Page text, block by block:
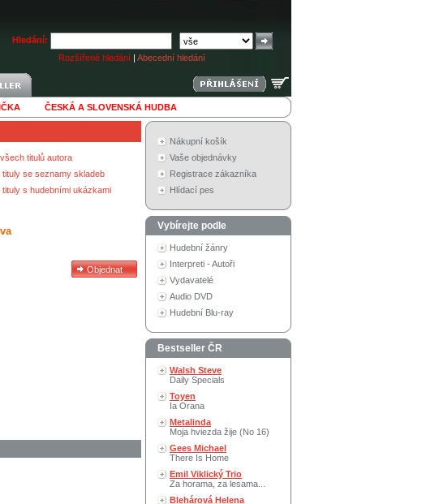
Hledání:
Rozšířené hledání | Abecední hledání
ČESKÁ A SLOVENSKÁ HUDBA
titulů autora
tituly se seznamy skladeb
s hudebními ukázkami
Nákupní košík
Vaše objednávky
Registrace zákazníka
Hlídací pes
Vybírejte podle
Hudební žánry
Interpreti - Autoři
Vydavatelé
Audio DVD
Hudební Blu-ray
Bestseller ČR
Walsh Steve
Daily Specials
Toyen
Ia Orana
Metalinda
Moja hviezda žije (No 16)
Gees Michael
There Is Home
Emil Viklický Trio
Za horama, za lesama...
Blehárová Helena